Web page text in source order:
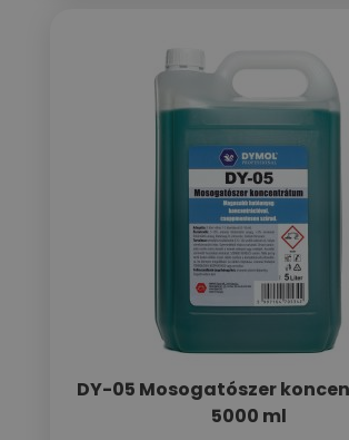
DY-05 Mosogatószer
5000 ml